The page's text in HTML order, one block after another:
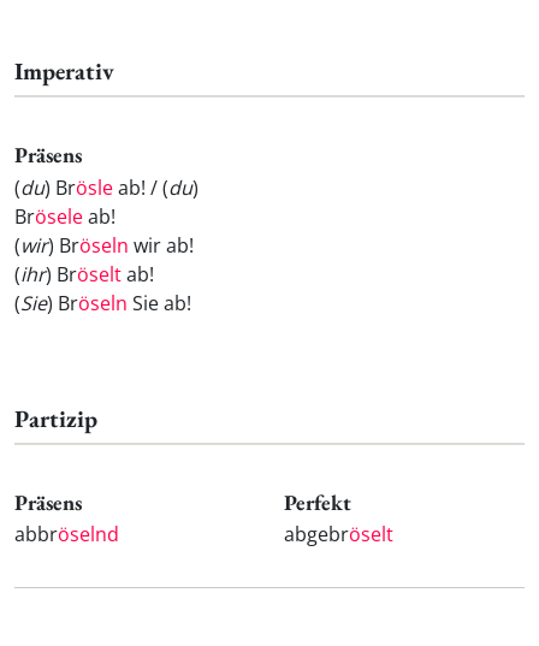
Imperativ
Präsens
(du) Brösleab! / (du)
Bröseleab!
(wir) Bröseln wir ab!
(ihr) Bröseltab!
(Sie) Bröseln Sie ab!
Partizip
Präsens
abbröselnd
Perfekt
abgebröselt